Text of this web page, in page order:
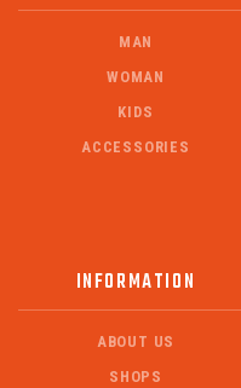
MAN
WOMAN
KIDS
ACCESSORIES
INFORMATION
ABOUT US
SHOPS